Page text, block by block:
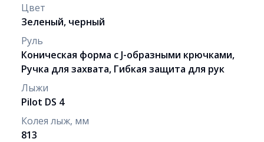
Цвет
Зеленый, черный
Руль
Коническая форма с J-образными крючками,
Ручка для захвата, Гибкая защита для рук
Лыжи
Pilot DS 4
Колея лыж, мм
813